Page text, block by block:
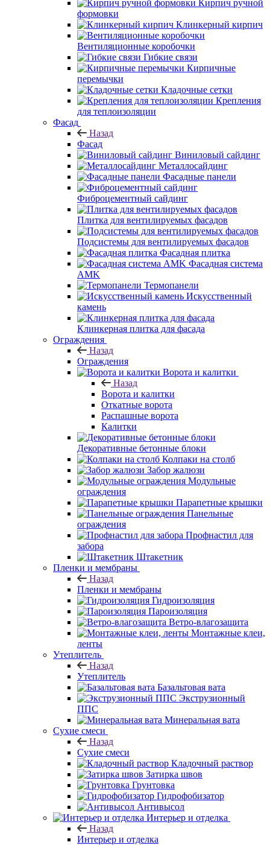
Кирпич ручной
формовки
Клинкерный кирпич
Вентиляционные коробочки
Гибкие связи
Кирпичные
перемычки
Кладочные сетки
Крепления
для теплоизоляции
Фасад
Назад
Фасад
Виниловый сайдинг
Металлосайдинг
Фасадные панели
Фиброцементный сайдинг
Плитка для вентилируемых фасадов
Подсистемы для вентилируемых фасадов
Фасадная плитка
Фасадная система
AMK
Термопанели
Искусственный
камень
Клинкерная плитка для фасада
Ограждения
Назад
Ограждения
Ворота и калитки
Назад
Ворота и калитки
Откатные ворота
Распашные ворота
Калитки
Декоративные бетонные блоки
Колпаки на столб
Забор жалюзи
Модульные
ограждения
Парапетные крышки
Панельные
ограждения
Профнастил для
забора
Штакетник
Пленки и мембраны
Назад
Пленки и мембраны
Гидроизоляция
Пароизоляция
Ветро-влагозащита
Монтажные клеи,
ленты
Утеплитель
Назад
Утеплитель
Базальтовая вата
Экструзионный
ППС
Минеральная вата
Сухие смеси
Назад
Сухие смеси
Кладочный раствор
Затирка швов
Грунтовка
Гидрофобизатор
Антивысол
Интерьер и отделка
Назад
Интерьер и отделка